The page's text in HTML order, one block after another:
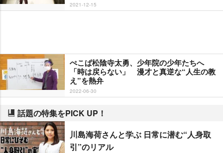
2021-12-15
ぺこぱ松陰寺太勇、少年院の少年たちへ
「時は戻らない」 漫才と真逆な“人生の教
え”を熱弁
2022-06-30
話題の特集をPICK UP！
川島海荷さんと学ぶ 日常に潜む“人身取
引”のリアル